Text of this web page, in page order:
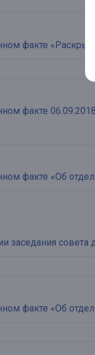
факте
факте
факте «Об
заседания совета
факте «Об